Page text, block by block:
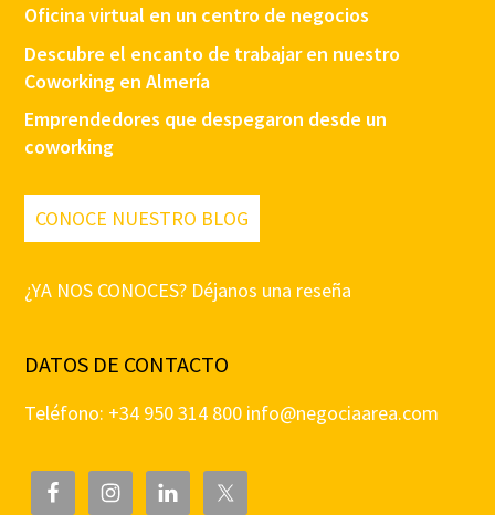
Oficina virtual en un centro de negocios
Descubre el encanto de trabajar en nuestro
Coworking en Almería
Emprendedores que despegaron desde un
coworking
CONOCE NUESTRO BLOG
¿YA NOS CONOCES? Déjanos una reseña
DATOS DE CONTACTO
Teléfono: +34 950 314 800 info@negociaarea.com